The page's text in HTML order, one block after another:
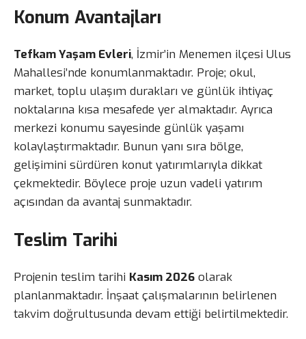
Konum Avantajları
Tefkam Yaşam Evleri, İzmir’in Menemen ilçesi Ulus
Mahallesi’nde konumlanmaktadır. Proje; okul,
market, toplu ulaşım durakları ve günlük ihtiyaç
noktalarına kısa mesafede yer almaktadır. Ayrıca
merkezi konumu sayesinde günlük yaşamı
kolaylaştırmaktadır. Bunun yanı sıra bölge,
gelişimini sürdüren konut yatırımlarıyla dikkat
çekmektedir. Böylece proje uzun vadeli yatırım
açısından da avantaj sunmaktadır.
Teslim Tarihi
Projenin teslim tarihi Kasım 2026 olarak
planlanmaktadır. İnşaat çalışmalarının belirlenen
takvim doğrultusunda devam ettiği belirtilmektedir.